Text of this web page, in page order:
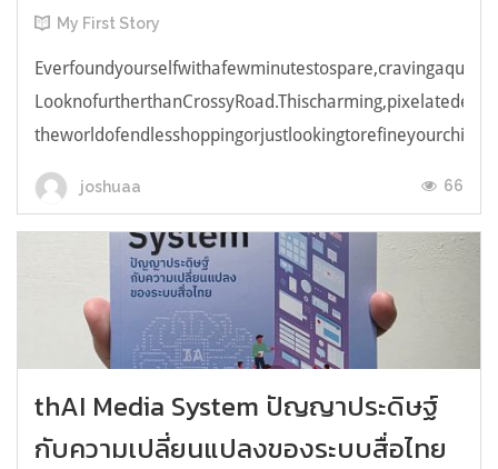
My First Story
joshuaa 66
thAI Media System ปัญญาประดิษฐ์
กับความเปลี่ยนแปลงของระบบสื่อไทย